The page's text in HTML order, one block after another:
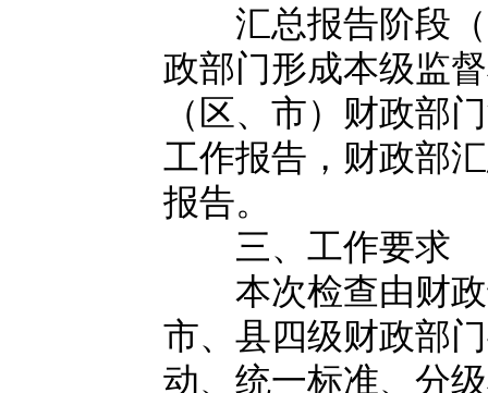
汇总报告阶段（
政部门形成本级监
（区、市）财政部
工作报告，财政部
报告。
三、工作要求
本次检查由财政
市、县四级财政部
动、统一标准、分